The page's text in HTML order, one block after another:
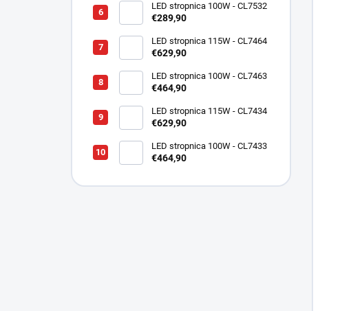
LED stropnica 100W - CL7532
€289,90
LED stropnica 115W - CL7464
€629,90
LED stropnica 100W - CL7463
€464,90
LED stropnica 115W - CL7434
€629,90
LED stropnica 100W - CL7433
€464,90